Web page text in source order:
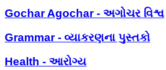
Gochar Agochar - અગોચર વિશ્વ
Grammar - વ્યાકરણના પુસ્તકો
Health - આરોગ્ય